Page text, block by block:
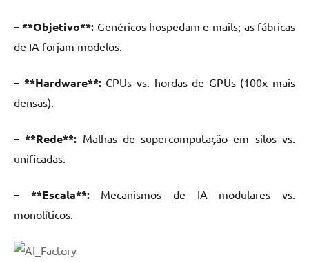
– **Objetivo**: Genéricos hospedam e-mails; as fábricas
de IA forjam modelos.
– **Hardware**:CPUs vs. hordas de GPUs (100x mais
densas).
– **Rede**: Malhas de supercomputação em silos vs.
unificadas.
– **Escala**:Mecanismos de IA modulares vs.
monolíticos.